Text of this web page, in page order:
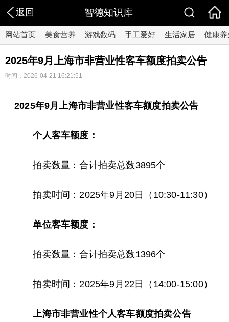
返回 智德知识库
网站首页 美食营养 游戏数码 手工爱好 生活家居 健康养
2025年9月上海市非营业性客车额度拍卖公告
时间：2026-04-21 16:21:51
2025年9月上海市非营业性客车额度拍卖公告
个人客车额度：
拍卖数量：合计拍卖总数3895个
拍卖时间：2025年9月20日（10:30-11:30）
单位客车额度：
拍卖数量：合计拍卖总数1396个
拍卖时间：2025年9月22日（14:00-15:00）
上海市非营业性个人客车额度拍卖公告